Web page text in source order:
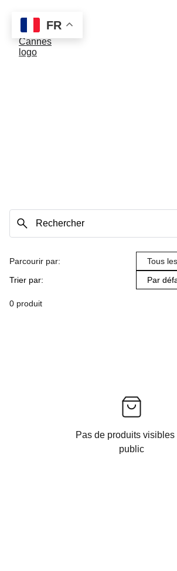
Parcourir par:
Trier par:
0 produit
Pas de produits visibles
public
FR